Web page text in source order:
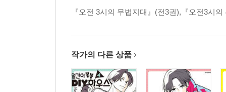
『오전 3시의 무법지대』(전3권),『오전3시
작가의 다른 상품